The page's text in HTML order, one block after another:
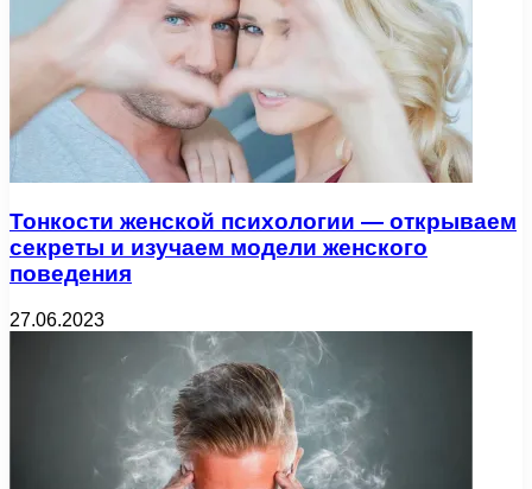
Тонкости женской психологии — открываем
секреты и изучаем модели женского
поведения
27.06.2023